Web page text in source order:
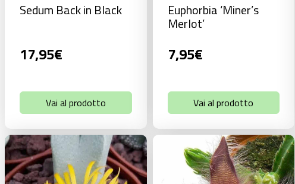
Sedum Back in Black
17,95€
Vai al prodotto
Euphorbia ‘Miner’s
Merlot’
7,95€
Vai al prodotto
IN OFFERTA!